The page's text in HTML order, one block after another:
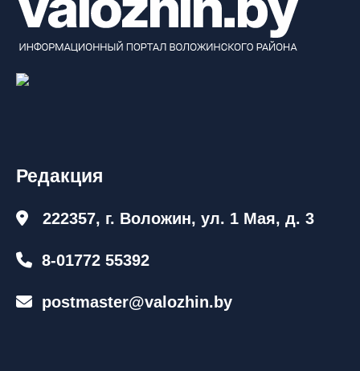
Редакция
222357, г. Воложин, ул. 1 Мая, д. 3
8-01772 55392
postmaster@valozhin.by